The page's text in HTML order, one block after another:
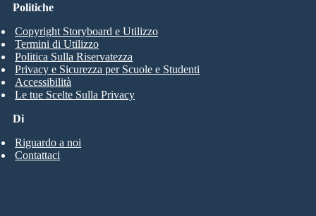
Di
Riguardo a noi
Contattaci
Politiche
Copyright Storyboard e Utilizzo
Termini di Utilizzo
Politica Sulla Riservatezza
Privacy e Sicurezza per Scuole e Studenti
Accessibilità
Le tue Scelte Sulla Privacy